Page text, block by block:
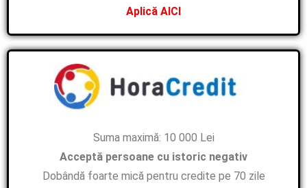
Aplică AICI
Suma maximă: 10 000 Lei
Acceptă persoane cu istoric negativ
Dobândă foarte mică pentru credite pe 70 zile